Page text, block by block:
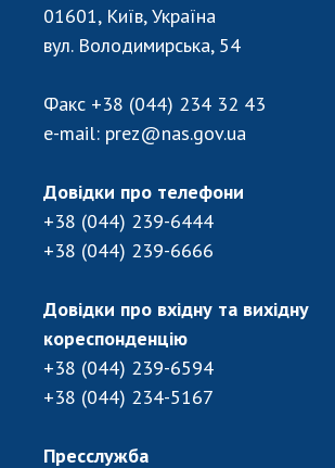
ЗАСІДАННЯ ПРЕЗИДІЇ НАН
МЕДІА ПРО НАС
КОНТАКТИ
ПРОФСПІЛКА НАН УКРАЇНИ
КАБІНЕТ
01601, Київ, Україна
вул. Володимирська, 54
Факс +38 (044) 234 32 43
e-mail: prez@nas.gov.ua
Довідки про телефони
+38 (044) 239-6444
+38 (044) 239-6666
Довідки про вхідну та вихідну
кореспонденцію
+38 (044) 239-6594
+38 (044) 234-5167
Пресслужба